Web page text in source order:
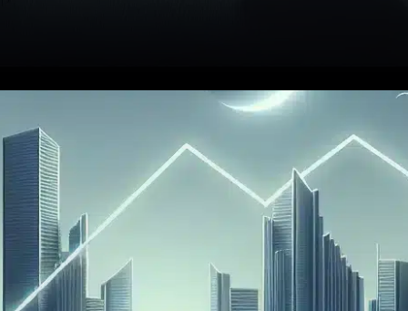
XRP, une cryptomonnaie
parmi les plus suivies,
traverse une période de
volatilité avec un cours